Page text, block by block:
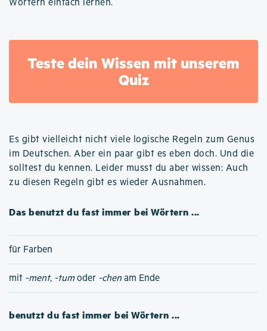
Wörtern einfach lernen.
Teste dein Wissen mit unserem
Quiz
Es gibt vielleicht nicht viele logische Regeln zum Genus
im Deutschen. Aber ein paar gibt es eben doch. Und die
solltest du kennen. Leider musst du aber wissen: Auch
zu diesen Regeln gibt es wieder Ausnahmen.
Das benutzt du fast immer bei Wörtern ...
für Farben
mit -ment, -tumoder -chen am Ende
benutzt du fast immer bei Wörtern ...